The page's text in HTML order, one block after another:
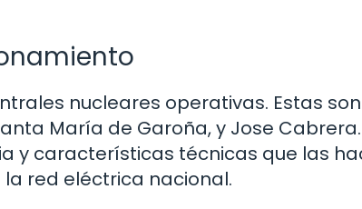
nucleares operativas. Estas son
María de Garoña, y Jose
y características técnicas que las
red eléctrica nacional.